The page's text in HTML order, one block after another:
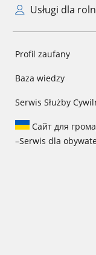
Usługi dla
Profil zaufany
Baza wiedzy
Serwis Służby
Сайт для
–Serwis dla